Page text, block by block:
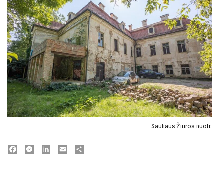
Sauliaus Žiūros nuotr.
FacebookMessengerLinkedInEmail